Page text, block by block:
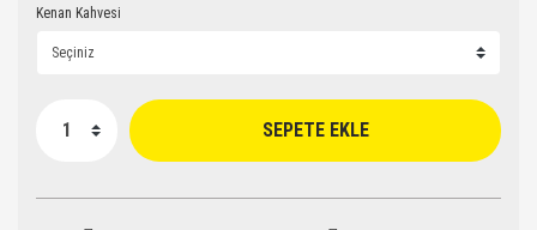
Kenan Kahvesi
SEPETE EKLE